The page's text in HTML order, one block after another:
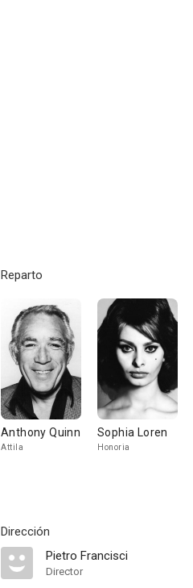
Reparto
Anthony Quinn
Attila
Sophia Loren
Honoria
Dirección
Pietro Francisci
Director